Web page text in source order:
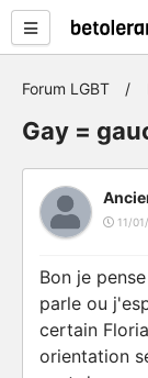
Forum LGBT
Gay =
11/
Bon je
parle ou
certain
orientation